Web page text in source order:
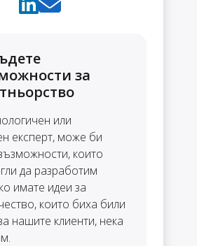
за
или
експерт, може би
които
да разработим
имате идеи за
които биха били
нашите клиенти, нека